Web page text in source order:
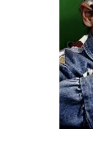
triathlon